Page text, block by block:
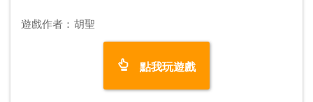
遊戲作者：胡聖
點我玩遊戲